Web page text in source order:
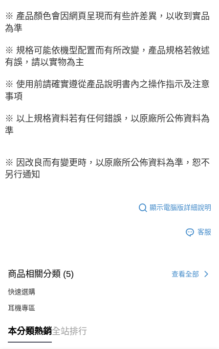
※ 產品顏色會因網頁呈現而有些許差異，以收到實品
為準
※ 規格可能依機型配置而有所改變，產品規格若敘述
有誤，請以實物為主
※ 使用前請確實遵從產品說明書內之操作指示及注意
事項
※ 以上規格資料若有任何錯誤，以原廠所公佈資料為
準
※ 因改良而有變更時，以原廠所公佈資料為準，恕不
另行通知
顯示電腦版詳細說明
客服
商品相關分類 (5) 查看全部
快速選購
耳機專區
本分類熱銷全站排行